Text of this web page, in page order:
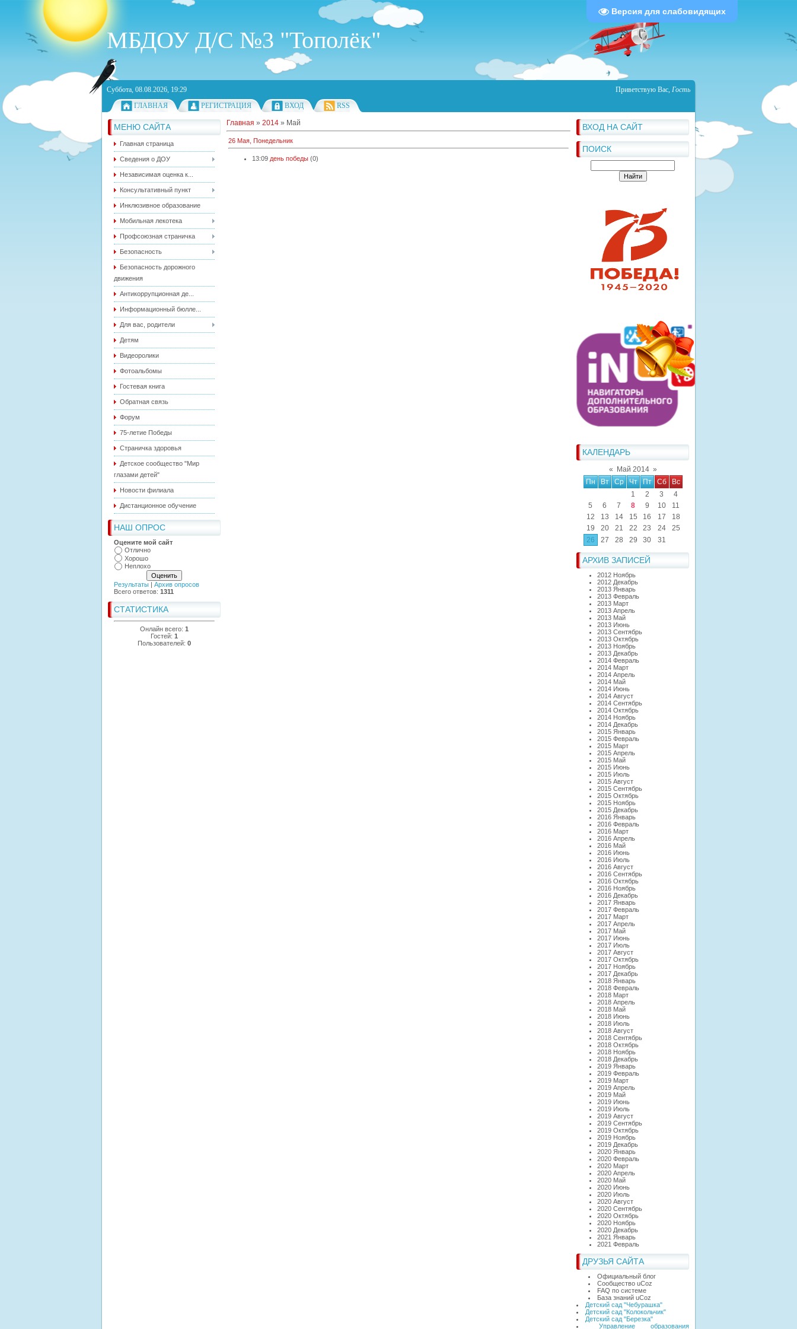
Версия для слабовидящих
МБДОУ Д/С №3 "Тополёк"
Суббота, 08.08.2026, 19:29 Приветствую Вас, Гость
ГЛАВНАЯ
РЕГИСТРАЦИЯ ВХОД RSS
МЕНЮ САЙТА
Главная страница
Сведения о ДОУ
Независимая оценка к...
Консультативный пункт
Инклюзивное образование
Мобильная лекотека
Профсоюзная страничка
Безопасность
Безопасность дорожного
движения
Антикоррупционная де...
Информационный бюлле...
Для вас, родители
Детям
Видеоролики
Фотоальбомы
Гостевая книга
Обратная связь
Форум
75-летие Победы
Страничка здоровья
Детское сообщество "Мир
глазами детей"
Новости филиала
Дистанционное обучение
НАШ ОПРОС
Оцените мой сайт
Отлично
Хорошо
Неплохо
Результаты | Архив опросов
Всего ответов: 1311
СТАТИСТИКА
Онлайн всего: 1
Гостей: 1
Пользователей: 0
ВХОД НА САЙТ
ПОИСК
КАЛЕНДАРЬ
« Май 2014 »
Пн
Вт Ср Чт Пт Сб
Вс
1
2 3
4
5
6 7 8 9 10
11
12
13 14 15 16 17
18
19
20 21 22 23 24
25
26
27 28 29 30 31
АРХИВ ЗАПИСЕЙ
2012 Ноябрь
2012 Декабрь
2013 Январь
2013 Февраль
2013 Март
2013 Апрель
2013 Май
2013 Июнь
2013 Сентябрь
2013 Октябрь
2013 Ноябрь
2013 Декабрь
2014 Февраль
2014 Март
2014 Апрель
2014 Май
2014 Июнь
2014 Август
2014 Сентябрь
2014 Октябрь
2014 Ноябрь
2014 Декабрь
2015 Январь
2015 Февраль
2015 Март
2015 Апрель
2015 Май
2015 Июнь
2015 Июль
2015 Август
2015 Сентябрь
2015 Октябрь
2015 Ноябрь
2015 Декабрь
2016 Январь
2016 Февраль
2016 Март
2016 Апрель
2016 Май
2016 Июнь
2016 Июль
2016 Август
2016 Сентябрь
2016 Октябрь
2016 Ноябрь
2016 Декабрь
2017 Январь
2017 Февраль
2017 Март
2017 Апрель
2017 Май
2017 Июнь
2017 Июль
2017 Август
2017 Октябрь
2017 Ноябрь
2017 Декабрь
2018 Январь
2018 Февраль
2018 Март
2018 Апрель
2018 Май
2018 Июнь
2018 Июль
2018 Август
2018 Сентябрь
2018 Октябрь
2018 Ноябрь
2018 Декабрь
2019 Январь
2019 Февраль
2019 Март
2019 Апрель
2019 Май
2019 Июнь
2019 Июль
2019 Август
2019 Сентябрь
2019 Октябрь
2019 Ноябрь
2019 Декабрь
2020 Январь
2020 Февраль
2020 Март
2020 Апрель
2020 Май
2020 Июнь
2020 Июль
2020 Август
2020 Сентябрь
2020 Октябрь
2020 Ноябрь
2020 Декабрь
2021 Январь
2021 Февраль
ДРУЗЬЯ САЙТА
Официальный блог
Сообщество uCoz
FAQ по системе
База знаний uCoz
Детский сад "Чебурашка"
Детский сад "Колокольчик"
Детский сад "Березка"
Управление образования
Главная » 2014 » Май
26 Мая, Понедельник
13:09 день победы (0)